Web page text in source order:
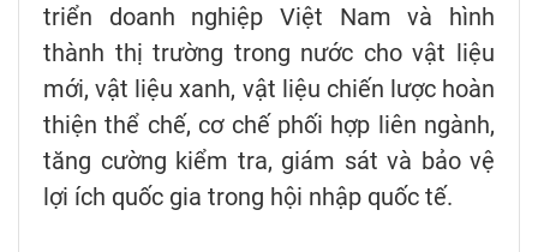
triển doanh nghiệp Việt Nam và hình
thành thị trường trong nước cho vật liệu
mới, vật liệu xanh, vật liệu chiến lược hoàn
thiện thể chế, cơ chế phối hợp liên ngành,
tăng cường kiểm tra, giám sát và bảo vệ
lợi ích quốc gia trong hội nhập quốc tế.